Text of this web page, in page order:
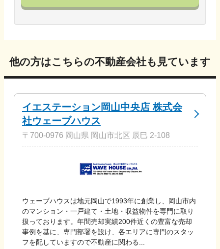
他の方はこちらの不動産会社も見ています
イエステーション岡山中央店 株式会
社ウェーブハウス
〒700-0976 岡山県 岡山市北区 辰巳 2-108
ウェーブハウスは地元岡山で1993年に創業し、岡山市内
のマンション・一戸建て・土地・収益物件を専門に取り
扱っております。年間売却実績200件近くの豊富な売却
事例を基に、専門部署を設け、各エリアに専門のスタッ
フを配していますので不動産に関わる...